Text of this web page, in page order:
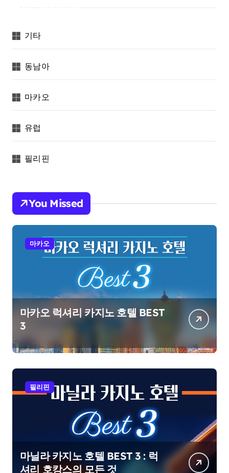
기타
동남아
마카오
유럽
필리핀
You Missed
마카오
마카오 럭셔리 카지노 호텔 BEST
3
필리핀
마닐라 카지노 호텔 BEST 3 : 럭
셔리 호캉스의 모든 것